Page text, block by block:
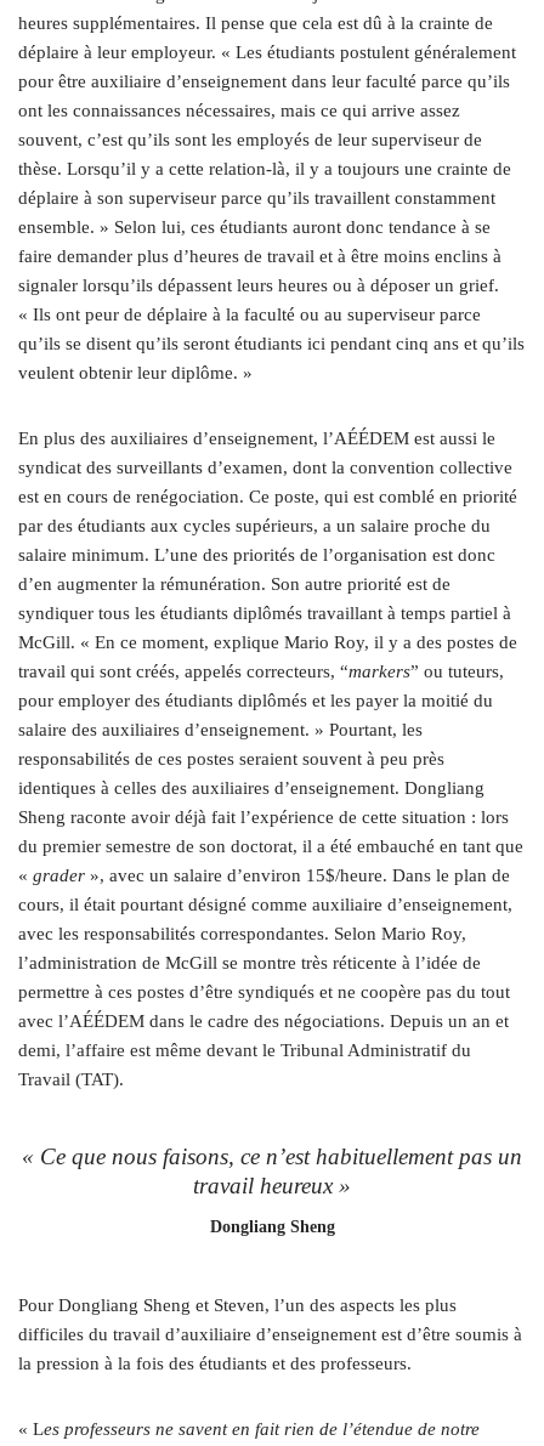
heures supplémentaires. Il pense que cela est dû à la crainte de
déplaire à leur employeur. « Les étudiants postulent généralement
pour être auxiliaire d’enseignement dans leur faculté parce qu’ils
ont les connaissances nécessaires, mais ce qui arrive assez
souvent, c’est qu’ils sont les employés de leur superviseur de
thèse. Lorsqu’il y a cette relation-là, il y a toujours une crainte de
déplaire à son superviseur parce qu’ils travaillent constamment
ensemble. » Selon lui, ces étudiants auront donc tendance à se
faire demander plus d’heures de travail et à être moins enclins à
signaler lorsqu’ils dépassent leurs heures ou à déposer un grief.
« Ils ont peur de déplaire à la faculté ou au superviseur parce
qu’ils se disent qu’ils seront étudiants ici pendant cinq ans et qu’ils
veulent obtenir leur diplôme. »
En plus des auxiliaires d’enseignement, l’AÉÉDEM est aussi le
syndicat des surveillants d’examen, dont la convention collective
est en cours de renégociation. Ce poste, qui est comblé en priorité
par des étudiants aux cycles supérieurs, a un salaire proche du
salaire minimum. L’une des priorités de l’organisation est donc
d’en augmenter la rémunération. Son autre priorité est de
syndiquer tous les étudiants diplômés travaillant à temps partiel à
McGill. « En ce moment, explique Mario Roy, il y a des postes de
travail qui sont créés, appelés correcteurs, “markers” ou tuteurs,
pour employer des étudiants diplômés et les payer la moitié du
salaire des auxiliaires d’enseignement. » Pourtant, les
responsabilités de ces postes seraient souvent à peu près
identiques à celles des auxiliaires d’enseignement. Dongliang
Sheng raconte avoir déjà fait l’expérience de cette situation : lors
du premier semestre de son doctorat, il a été embauché en tant que
« grader », avec un salaire d’environ 15$/heure. Dans le plan de
cours, il était pourtant désigné comme auxiliaire d’enseignement,
avec les responsabilités correspondantes. Selon Mario Roy,
l’administration de McGill se montre très réticente à l’idée de
permettre à ces postes d’être syndiqués et ne coopère pas du tout
avec l’AÉÉDEM dans le cadre des négociations. Depuis un an et
demi, l’affaire est même devant le Tribunal Administratif du
Travail (TAT).
« Ce que nous faisons, ce n’est habituellement pas un
travail heureux»
Dongliang Sheng
Pour Dongliang Sheng et Steven, l’un des aspects les plus
difficiles du travail d’auxiliaire d’enseignement est d’être soumis à
la pression à la fois des étudiants et des professeurs.
« Les professeurs ne savent en fait rien de l’étendue de notre